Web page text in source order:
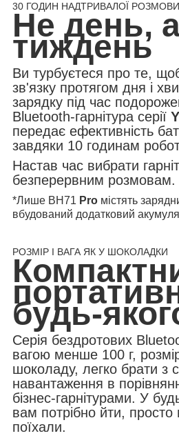
30 ГОДИН НАДТРИВАЛОЇ РОЗМОВИ
Не день,
тиждень
Ви турбуєтеся про те,
зв'язку протягом дня і
зарядку під час
Bluetooth-гарнітура серії
передає ефективність
завдяки 10 годинам
Настав час вибрати
безперервним розмовам.
*Лише BH71 Pro містять
вбудований додатковий
РОЗМІР І ВАГА ЯК У ШОКОЛАДКИ
будь-
Серія бездротових
вагою менше 100 г,
шоколаду, легко брати з
навантаження в
бізнес-гарнітурами. У
вам потрібно йти, просто
поїхали.